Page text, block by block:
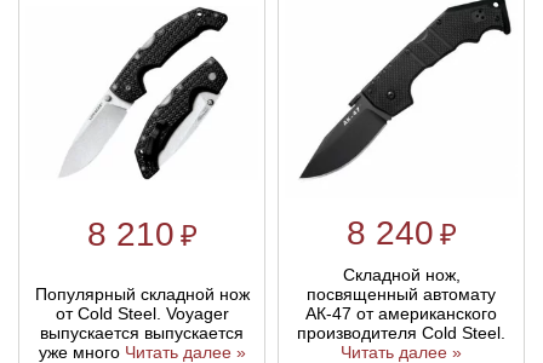
8 210 ₽
Популярный складной нож
от Cold Steel. Voyager
выпускается выпускается
уже много Читать далее »
8 240 ₽
Складной нож,
посвященный автомату
АК-47 от американского
производителя Cold Steel.
Читать далее »